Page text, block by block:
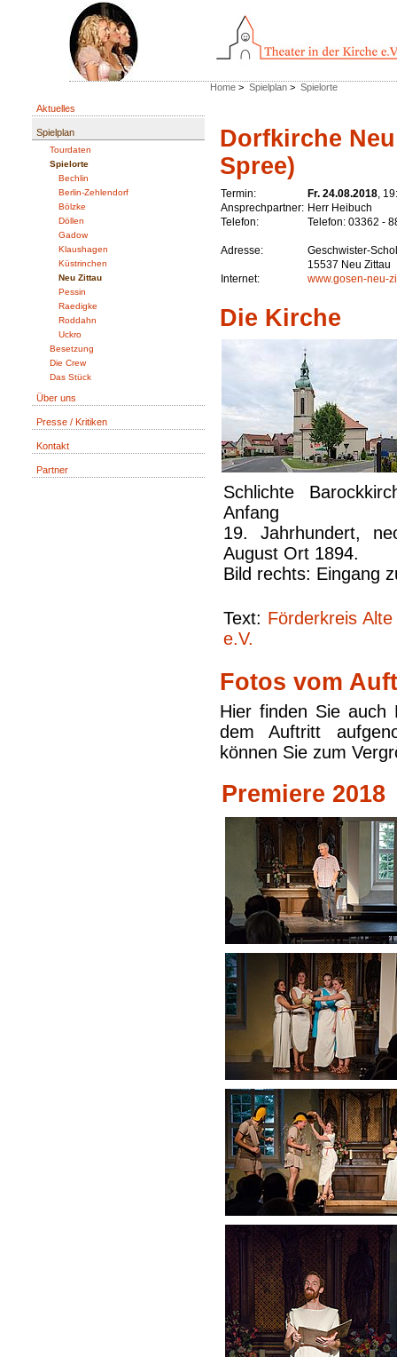
Home > Spielplan > Spielorte
Aktuelles
Spielplan
Tourdaten
Spielorte
Bechlin
Berlin-Zehlendorf
Bölzke
Döllen
Gadow
Klaushagen
Küstrinchen
Neu Zittau
Pessin
Raedigke
Roddahn
Uckro
Besetzung
Die Crew
Das Stück
Über uns
Presse / Kritiken
Kontakt
Partner
Dorfkirche
Spree)
Termin: Fr. 24.08.2018 ,
Ansprechpartner: Herr Heibuch
Telefon:
Telefon: 03362 -
Adresse:
Geschwister-
15537 Neu Zittau
Internet:
www.gosen-neu-
Die Kirche
Schlichte
Anfang
19. Jahrhundert,
August Ort 1894.
Bild rechts: Eingang
Text: Förderkreis
e.V.
Fotos vom
Hier finden Sie auch
dem Auftritt
können Sie zum
Premiere 2018